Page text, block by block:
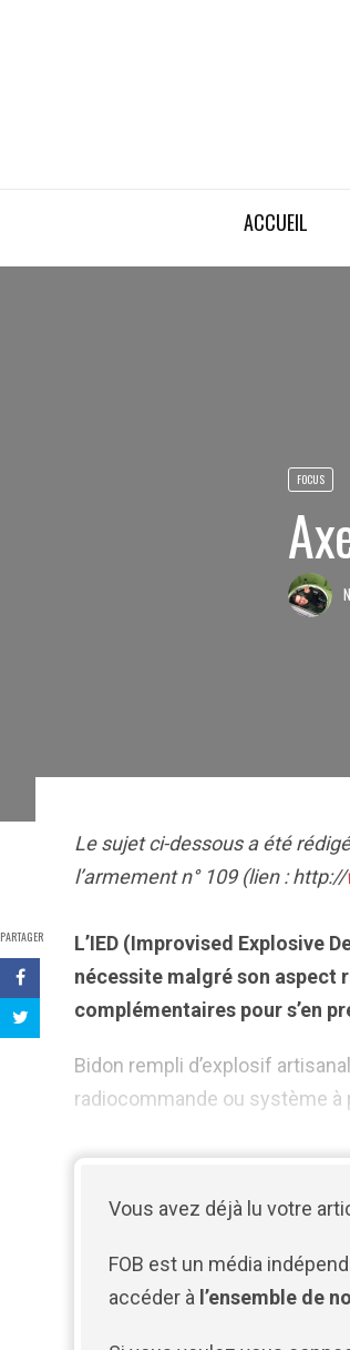
ACCUEIL
FOCUS
PARTAGER
Le sujet ci-dessous a été
l’armement n° 109 (lien : http://
L’IED (Improvised Explosive
nécessite malgré son aspect
complémentaires pour s’en
Bidon rempli d’explosif
radiocommande ou système à
Vous avez déjà lu votre
FOB est un média
accéder à l’ensemble de